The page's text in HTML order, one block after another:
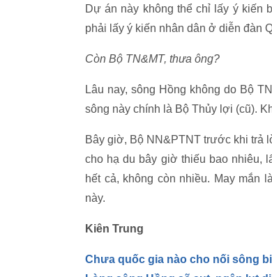
Dự án này không thể chỉ lấy ý kiến
phải lấy ý kiến nhân dân ở diễn đàn
Còn Bộ TN&MT, thưa ông?
Lâu nay, sông Hồng không do Bộ
sông này chính là Bộ Thủy lợi (cũ).
Bây giờ, Bộ NN&PTNT trước khi trả
cho hạ du bây giờ thiếu bao nhiêu,
hết cả, không còn nhiều. May mắn
này.
Kiên Trung
Chưa quốc gia nào cho nối sông